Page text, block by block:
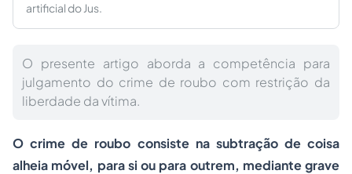
artificial do Jus.
O presente artigo aborda a competência para
julgamento do crime de roubo com restrição da
liberdade da vítima.
O crime de roubo consiste na subtração de coisa
alheia móvel, para si ou para outrem, mediante grave